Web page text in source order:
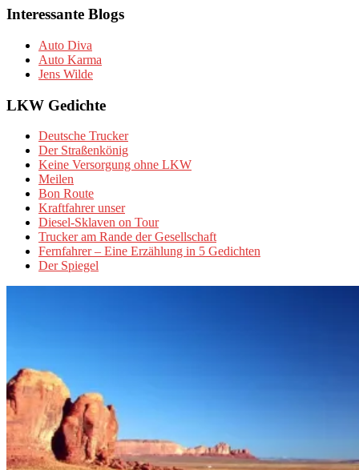
Interessante Blogs
Auto Diva
Auto Karma
Jens Wilde
LKW Gedichte
Deutsche Trucker
Der Straßenkönig
Keine Versorgung ohne LKW
Meilen
Bon Route
Kraftfahrer unser
Diesel-Sklaven on Tour
Trucker am Rande der Gesellschaft
Fernfahrer – Eine Erzählung in 5 Gedichten
Der Spiegel